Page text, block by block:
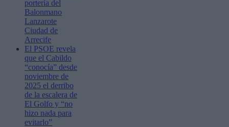
portería del
Balonmano
Lanzarote
Ciudad de
Arrecife
El PSOE revela
que el Cabildo
“conocía” desde
noviembre de
2025 el derribo
de la escalera de
El Golfo y “no
hizo nada para
evitarlo”